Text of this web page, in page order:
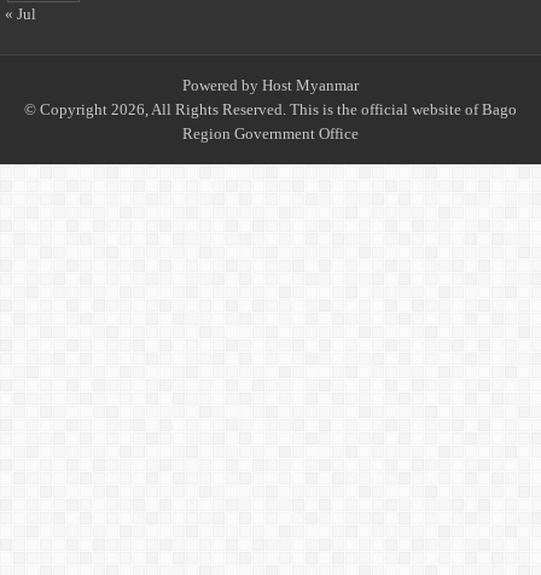
« Jul
Powered by Host Myanmar
© Copyright 2026, All Rights Reserved. This is the official website of Bago
Region Government Office